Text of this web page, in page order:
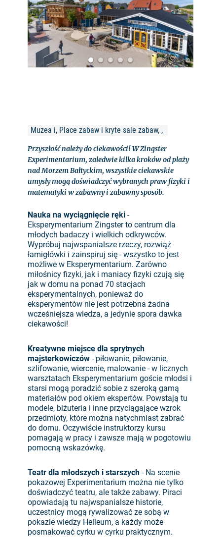
©
Muzea i, Place zabaw i kryte sale zabaw, ,
Przyszłość należy do ciekawości! W Zingster
Experimentarium, zaledwie kilka kroków od plaży
nad Morzem Bałtyckim, wszystkie ciekawskie
umysły mogą doświadczyć wybranych praw fizyki i
matematyki w zabawny i zabawny sposób.
Nauka na wyciągnięcie ręki -
Eksperymentarium Zingster to centrum dla
młodych badaczy i wielkich odkrywców.
Wypróbuj najwspanialsze rzeczy, rozwiąż
łamigłówki i zainspiruj się - wszystko to jest
możliwe w Eksperymentarium. Zarówno
miłośnicy fizyki, jak i maniacy fizyki czują się
jak w domu na ponad 70 stacjach
eksperymentalnych, ponieważ do
eksperymentów nie jest potrzebna żadna
wcześniejsza wiedza, a jedynie spora dawka
ciekawości!
Kreatywne miejsce dla sprytnych
majsterkowiczów - piłowanie, piłowanie,
szlifowanie, wiercenie, malowanie - w licznych
warsztatach Eksperymentarium goście młodsi i
starsi mogą poradzić sobie z szeroką gamą
materiałów pod okiem ekspertów. Powstają tu
modele, biżuteria i inne przyciągające wzrok
przedmioty, które można natychmiast zabrać
do domu. Oczywiście instruktorzy kursu
pomagają w pracy i zawsze mają w pogotowiu
pomocną wskazówkę.
Teatr dla młodszych i starszych - Na scenie
pokazowej Experimentarium można nie tylko
doświadczyć teatru, ale także zabawy. Piraci
opowiadają tu najwspanialsze historie,
uczestnicy mogą rywalizować ze sobą w
pokazie wiedzy Helleum, a każdy może
posmakować cyrku w cyrku praktycznym.